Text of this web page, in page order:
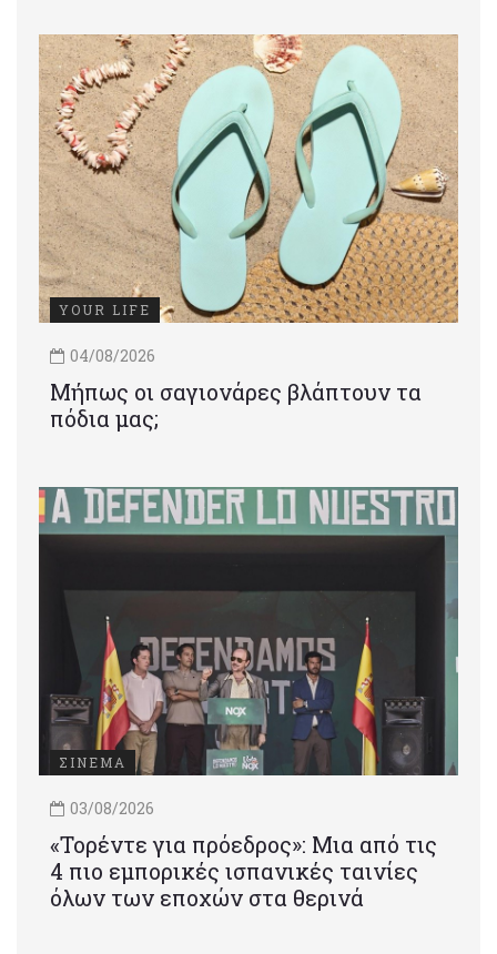
YOUR LIFE
04/08/2026
Μήπως οι σαγιονάρες βλάπτουν τα
πόδια μας;
ΣΙΝΕΜΑ
03/08/2026
«Τορέντε για πρόεδρος»: Mια από τις
4 πιο εμπορικές ισπανικές ταινίες
όλων των εποχών στα θερινά